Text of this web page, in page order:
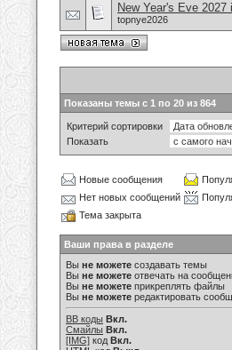
New Year's Eve
topnye2026
Показаны темы с 1 по 20 из 864
Критерий сортировки
Показать
Новые сообщения
Нет новых сообщений
Тема закрыта
Ваши права в разделе
Вы не можете создавать темы
Вы не можете отвечать на
Вы не можете прикреплять файлы
Вы не можете редактировать
BB коды Вкл.
Смайлы Вкл.
[IMG] код Вкл.